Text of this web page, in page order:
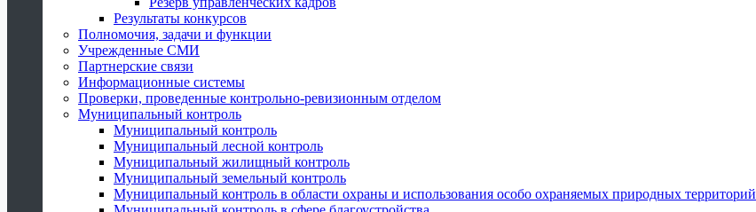
Результаты конкурсов
Полномочия, задачи и функции
Учрежденные СМИ
Партнерские связи
Информационные системы
Проверки, проведенные контрольно-ревизионным отделом
Муниципальный контроль
Муниципальный контроль
Муниципальный лесной контроль
Муниципальный жилищный контроль
Муниципальный земельный контроль
Муниципальный контроль в области охраны и использования особо охраняемых природных территорий